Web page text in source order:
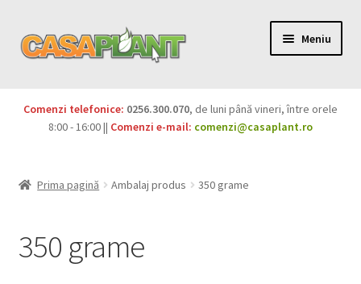
Meniu
Pesticide
Produse BIO
Comenzi telefonice: 0256.300.070, de luni până vineri, între orele
8:00 - 16:00 || Comenzi e-mail: comenzi@casaplant.ro
Prima pagină Ambalaj produs 350 grame
350 grame